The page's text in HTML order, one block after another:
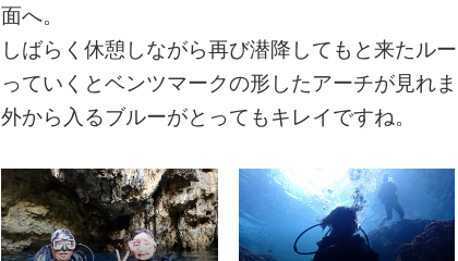
面へ。
しばらく休憩しながら再び潜降してもと来たル
っていくとベンツマークの形したアーチが見れま
外から入るブルーがとってもキレイですね。